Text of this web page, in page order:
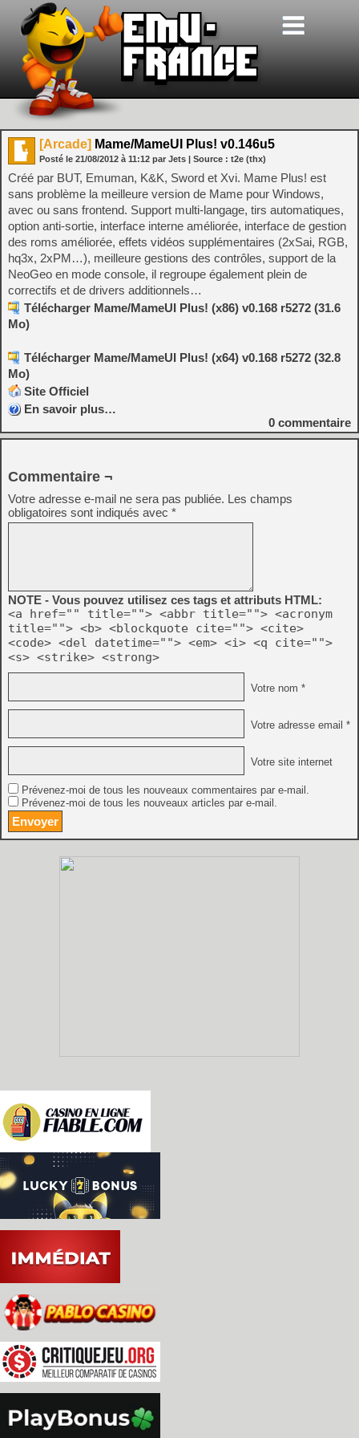
[Arcade] Mame/MameUI Plus! v0.146u5
Posté le 21/08/2012 à 11:12 par Jets | Source : t2e (thx)
Créé par BUT, Emuman, K&K, Sword et Xvi. Mame Plus! est
sans problème la meilleure version de Mame pour Windows,
avec ou sans frontend. Support multi-langage, tirs automatiques,
option anti-sortie, interface interne améliorée, interface de gestion
des roms améliorée, effets vidéos supplémentaires (2xSai, RGB,
hq3x, 2xPM…), meilleure gestions des contrôles, support de la
NeoGeo en mode console, il regroupe également plein de
correctifs et de drivers additionnels…
Télécharger Mame/MameUI Plus! (x86) v0.168 r5272 (31.6
Mo)
Télécharger Mame/MameUI Plus! (x64) v0.168 r5272 (32.8
Mo)
Site Officiel
En savoir plus…
0 commentaire
Commentaire ¬
Votre adresse e-mail ne sera pas publiée. Les champs
obligatoires sont indiqués avec *
NOTE - Vous pouvez utilisez ces tags et attributs HTML:
<a href="" title=""> <abbr title=""> <acronym
title=""> <b> <blockquote cite=""> <cite>
<code> <del datetime=""> <em> <i> <q cite="">
<s> <strike> <strong>
Votre nom *
Votre adresse email *
Votre site internet
Prévenez-moi de tous les nouveaux commentaires par e-mail.
Prévenez-moi de tous les nouveaux articles par e-mail.